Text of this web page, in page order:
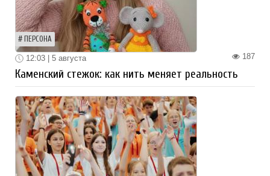
ПЕРСОНА
187
12:03 | 5 августа
Каменский стежок: как нить меняет реальность